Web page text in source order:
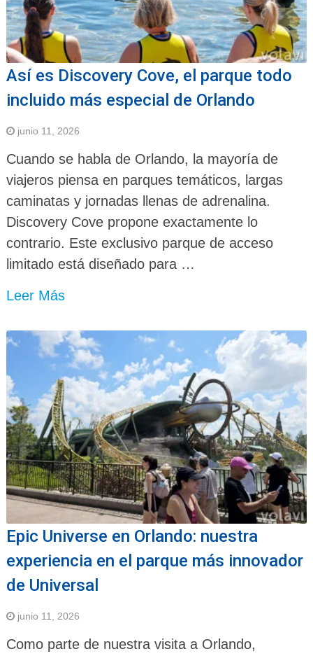
Así es Discovery Cove, el parque todo
incluido más especial de Orlando
junio 11, 2026
Cuando se habla de Orlando, la mayoría de
viajeros piensa en parques temáticos, largas
caminatas y jornadas llenas de adrenalina.
Discovery Cove propone exactamente lo
contrario. Este exclusivo parque de acceso
limitado está diseñado para …
Leer Más
Epic Universe en Orlando: nuestra
experiencia en el parque más innovador
de Universal
junio 11, 2026
Como parte de nuestra visita a Orlando,